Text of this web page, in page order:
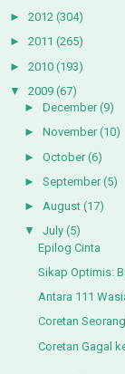
► 2012 (304)
► 2011 (265)
► 2010 (193)
▼
2009 (67)
► December (9)
► November (10)
► October (6)
► September (5)
► August (17)
▼
July (5)
Epilog Cinta
Sikap Optimis:
Antara 111
Coretan
Coretan Gagal